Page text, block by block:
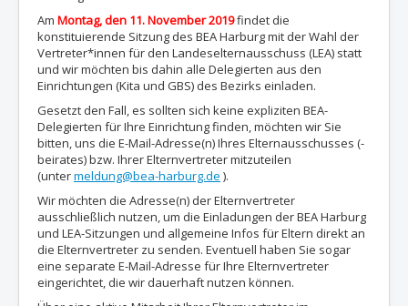
Am Montag, den 11. November 2019findet die
konstituierende Sitzung des BEA Harburg mit der Wahl der
Vertreter*innen für den Landeselternausschuss (LEA) statt
und wir möchten bis dahin alle Delegierten aus den
Einrichtungen (Kita und GBS) des Bezirks einladen.
Gesetzt den Fall, es sollten sich keine expliziten BEA-
Delegierten für Ihre Einrichtung finden, möchten wir Sie
bitten, uns die E-Mail-Adresse(n) Ihres Elternausschusses (-
beirates) bzw. Ihrer Elternvertreter mitzuteilen
(untermeldung@bea-harburg.de ).
Wir möchten die Adresse(n) der Elternvertreter
ausschließlich nutzen, um die Einladungen der BEA Harburg
und LEA-Sitzungen und allgemeine Infos für Eltern direkt an
die Elternvertreter zu senden. Eventuell haben Sie sogar
eine separate E-Mail-Adresse für Ihre Elternvertreter
eingerichtet, die wir dauerhaft nutzen können.